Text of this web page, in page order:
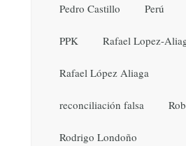
Pedro Castillo Perú
PPK Rafael Lopez-
Rafael López Aliaga
reconciliación falsa
Rodrigo Londoño